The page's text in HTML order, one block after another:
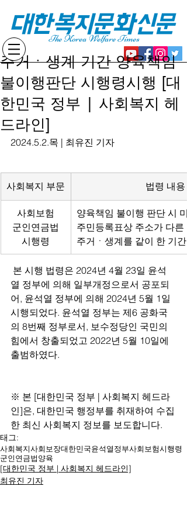
대한복지문화신문
The Korea Welfare Times
주거ㆍ생계 기간 양육책임
불이행판단 시행령시행 [대
한민국 정부 | 사회복지 헤
드라인]
2024.5.2.목 | 최유진 기자
사회복지 부문 법령 내용
사회보험
군인연금법
시행령
양육책임 불이행 판단 시
주민등록표상 주소가 다른
주거ㆍ생계를 같이 한 기간
열 정부에 의해 일부개정으로서 공포되
어, 윤석열 정부에 의해 2024년 5월 1일
시행되었다. 윤석열 정부는 제6 공화국
의 8번째 정부로서, 보수정당인 국민의
힘에서 창출되었고 2022년 5월 10일에
출범하였다.
※ 본 [대한민국 정부 | 사회복지 헤드라
인]은, 대한민국 행정부를 취재하여 수집
한 최신 사회복지 정보를 보도합니다.
태그:
사회복지사회보장대한민국윤석열정부사회보험시행령
군인연금법양육
[대한민국 정부 | 사회복지 헤드라인]
최유진 기자